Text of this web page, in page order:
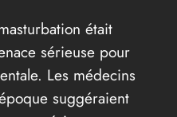
était
sérieuse pour
Les médecins
suggéraient